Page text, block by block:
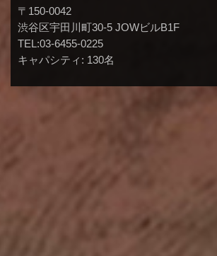
〒150-0042
渋谷区宇田川町30-5 JOWビルB1F
TEL:03-6455-0225
キャパシティ: 130名